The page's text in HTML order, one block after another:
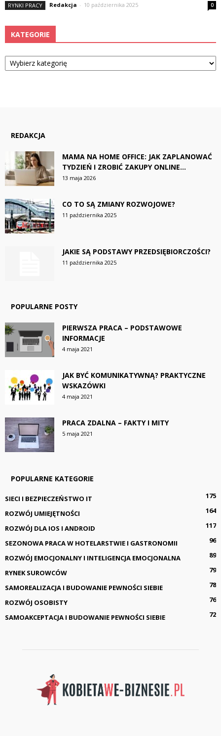
RYNKI PRACY Redakcja - 10 października 2025 0
KATEGORIE
Kategorie
REDAKCJA
MAMA NA HOME OFFICE: JAK ZAPLANOWAĆ
TYDZIEŃ I ZROBIĆ ZAKUPY ONLINE...
13 maja 2026
CO TO SĄ ZMIANY ROZWOJOWE?
11 października 2025
JAKIE SĄ PODSTAWY PRZEDSIĘBIORCZOŚCI?
11 października 2025
POPULARNE POSTY
PIERWSZA PRACA – PODSTAWOWE
INFORMACJE
4 maja 2021
JAK BYĆ KOMUNIKATYWNĄ? PRAKTYCZNE
WSKAZÓWKI
4 maja 2021
PRACA ZDALNA – FAKTY I MITY
5 maja 2021
POPULARNE KATEGORIE
SIECI I BEZPIECZEŃSTWO IT
175
ROZWÓJ UMIEJĘTNOŚCI
164
ROZWÓJ DLA IOS I ANDROID
117
SEZONOWA PRACA W HOTELARSTWIE I GASTRONOMII
96
ROZWÓJ EMOCJONALNY I INTELIGENCJA EMOCJONALNA
89
RYNEK SUROWCÓW
79
SAMOREALIZACJA I BUDOWANIE PEWNOŚCI SIEBIE
78
ROZWÓJ OSOBISTY
76
SAMOAKCEPTACJA I BUDOWANIE PEWNOŚCI SIEBIE
72